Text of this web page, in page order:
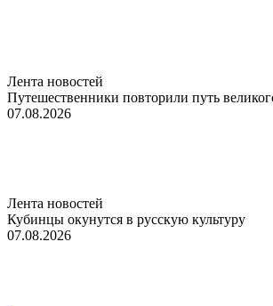
Лента новостей
Путешественники повторили путь
07.08.2026
Лента новостей
Кубинцы окунутся в русскую культуру
07.08.2026